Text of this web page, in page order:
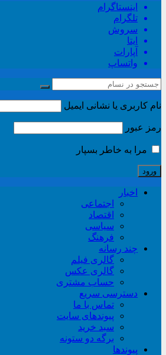
اینستاگرام
تلگرام
سروش
ایتا
آپارات
واتساپ
نام کاربری یا نشانی ایمیل
رمز عبور
مرا به خاطر بسپار
اخبار
اجتماعی
اقتصاد
سیاسی
فرهنگ
چند رسانه
گالری فیلم
گالری عکس
حساب مشتری
دسترسی سریع
تماس با ما
پیوندهای سایت
سبد خريد
برگه دو ستونه
پیوندها